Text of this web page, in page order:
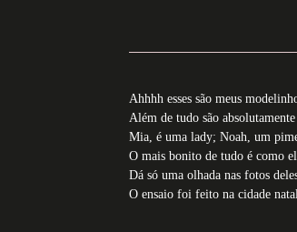
Ahhhh esses são meus
Além de tudo são absolutamente
Mia, é uma lady; Noah, um
O mais bonito de tudo é como
Dá só uma olhada nas fotos
O ensaio foi feito na cidade